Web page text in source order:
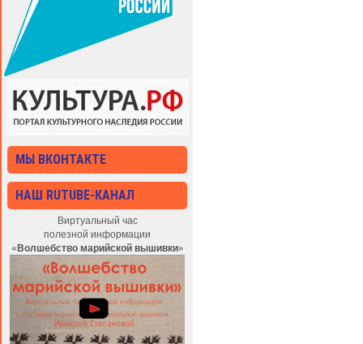
МЫ ВКОНТАКТЕ
НАШ RUTUBE-КАНАЛ
Виртуальный час
полезной информации
«Волшебство марийской вышивки»